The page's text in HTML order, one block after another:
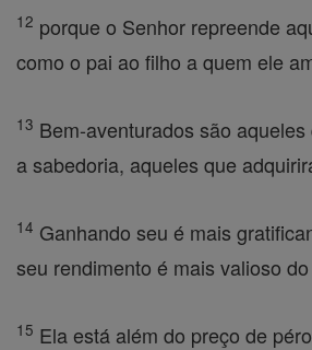
12 porque o Senhor repreende
como o pai ao filho a quem ele
13 Bem-aventurados são
a sabedoria, aqueles que
14 Ganhando seu é mais
seu rendimento é mais valioso
15 Ela está além do preço de